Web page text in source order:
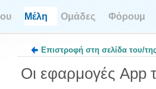
Μέλη Ομάδες Φόρουμ
Επιστροφή στη σελίδα του/
Οι εφαρμογές App